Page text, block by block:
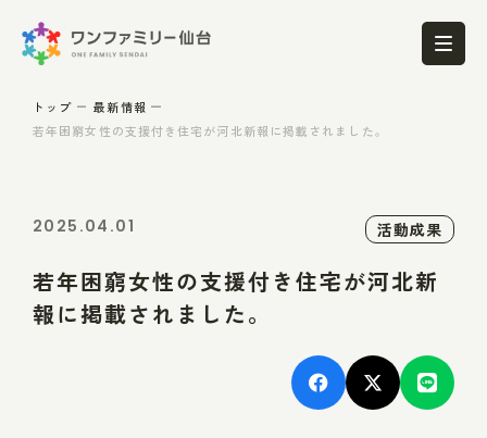
トップ
最新情報
若年困窮女性の支援付き住宅が河北新報に掲載されました。
2025.04.01 活動成果
若年困窮女性の支援付き住宅が河北新
報に掲載されました。